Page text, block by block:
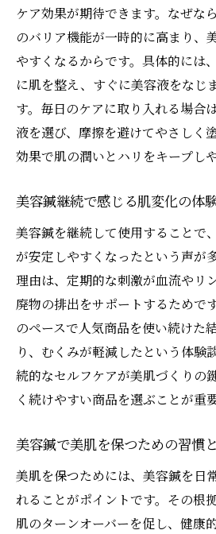
ケア効果が期待できます。なぜな
のバリア機能が一時的に高まり、
やすくなるからです。具体的には
に肌を整え、すぐに美容液をなじ
す。毎日のケアに取り入れる場合
液を選び、摩擦を避けてやさしく
効果で肌の潤いとハリをキープし
美容鍼継続で感じる肌変化の体
美容鍼を継続して使用することで
が安定しやすくなったという声が
理由は、定期的な刺激が血流やリ
廃物の排出をサポートするためで
のペースで人気商品を使い続けた
り、むくみが軽減したという体験
続的なセルフケアが美肌づくりの
く続けやすい商品を選ぶことが重要
美容鍼で美肌を保つための習慣
美肌を保つためには、美容鍼を日
れることがポイントです。その根
肌のターンオーバーを促し、健康